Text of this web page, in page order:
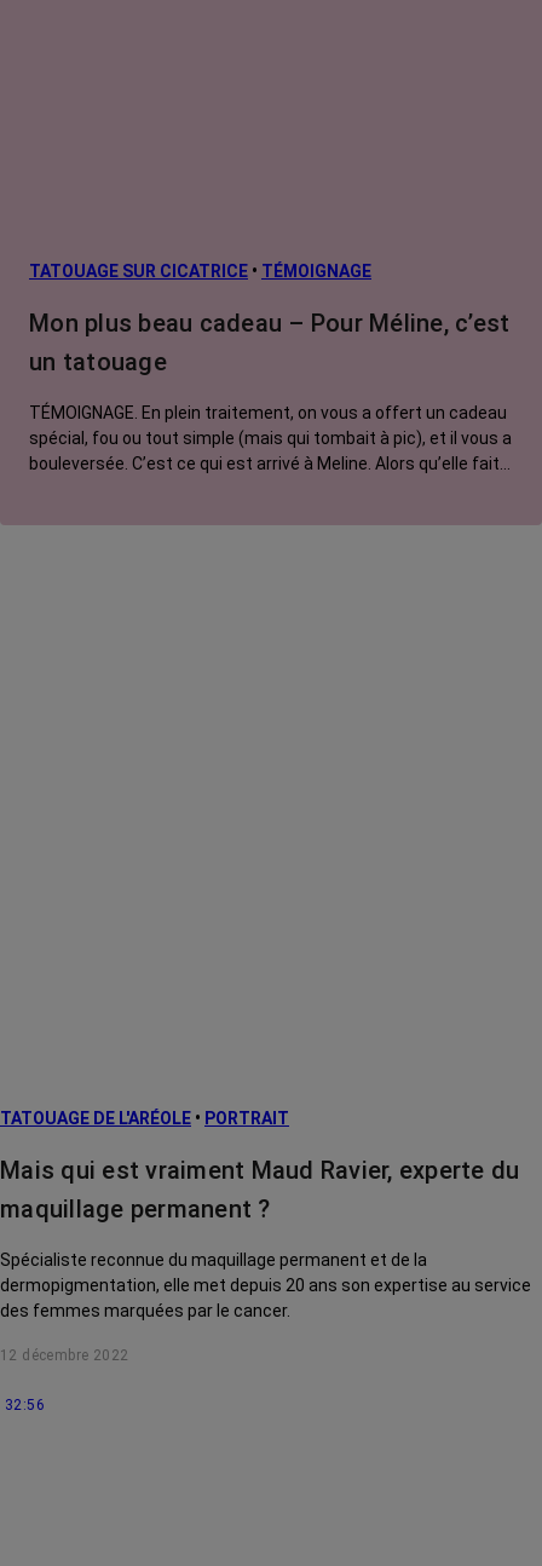
TATOUAGE SUR CICATRICE • TÉMOIGNAGE
Mon plus beau cadeau – Pour Méline, c’est
un tatouage
TÉMOIGNAGE. En plein traitement, on vous a offert un cadeau
spécial, fou ou tout simple (mais qui tombait à pic), et il vous a
bouleversée. C’est ce qui est arrivé à Meline. Alors qu’elle fait
TATOUAGE DE L'ARÉOLE • PORTRAIT
Mais qui est vraiment Maud Ravier, experte du
maquillage permanent ?
Spécialiste reconnue du maquillage permanent et de la
dermopigmentation, elle met depuis 20 ans son expertise au service
des femmes marquées par le cancer.
12 décembre 2022
32:56